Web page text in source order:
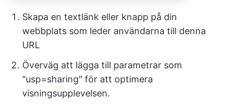
Skapa en textlänk eller knapp på din
webbplats som leder användarna till denna
URL
Överväg att lägga till parametrar som
"usp=sharing" för att optimera
visningsupplevelsen.